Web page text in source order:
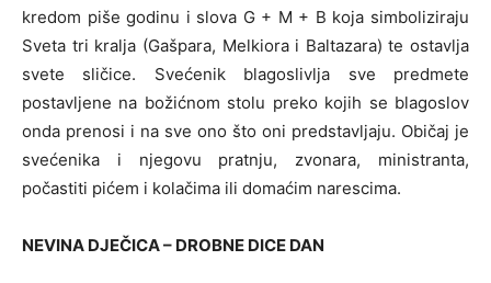
kredom piše godinu i slova G + M + B koja simboliziraju
Sveta tri kralja (Gašpara, Melkiora i Baltazara) te ostavlja
svete sličice. Svećenik blagoslivlja sve predmete
postavljene na božićnom stolu preko kojih se blagoslov
onda prenosi i na sve ono što oni predstavljaju. Običaj je
svećenika i njegovu pratnju, zvonara, ministranta,
počastiti pićem i kolačima ili domaćim narescima.
NEVINA DJEČICA – DROBNE DICE DAN